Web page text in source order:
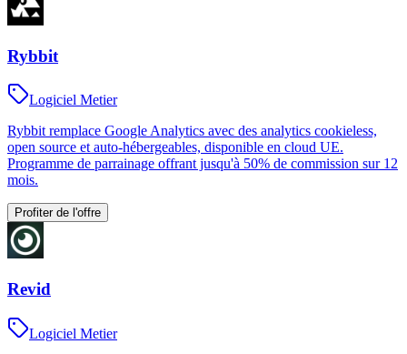
Rybbit
Logiciel Metier
Rybbit remplace Google Analytics avec des analytics cookieless,
open source et auto‑hébergeables, disponible en cloud UE.
Programme de parrainage offrant jusqu'à 50% de commission sur 12
mois.
Profiter de l'offre
Revid
Logiciel Metier